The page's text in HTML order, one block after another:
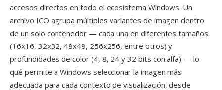
accesos directos en todo el ecosistema Windows. Un
archivo ICO agrupa múltiples variantes de imagen dentro
de un solo contenedor — cada una en diferentes tamaños
(16x16, 32x32, 48x48, 256x256, entre otros) y
profundidades de color (4, 8, 24 y 32 bits con alfa) — lo
qué permite a Windows seleccionar la imagen más
adecuada para cada contexto de visualización, desde